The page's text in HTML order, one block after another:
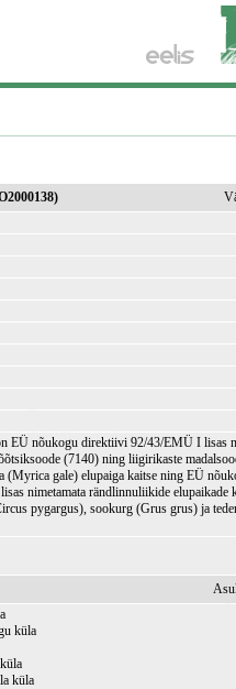
EÜ nõukogu direktiivi 92/43/EMÜ I lisas
(7140) ning liigirikaste
(Myrica gale) elupaiga kaitse ning EÜ
nimetamata rändlinnuliikide elupaikade
pygargus), sookurg (Grus grus) ja
küla
küla